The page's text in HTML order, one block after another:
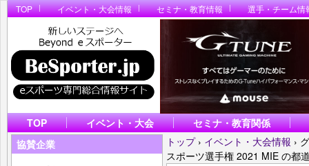
TOP イベント・大会情報 セミナ・教育情報 選手・チーム情
TOP イベント・大会
セミナ・教育関係
協賛企業
トップ › イベント・大会情報 ›
スポーツ選手権 2021 MIE の都